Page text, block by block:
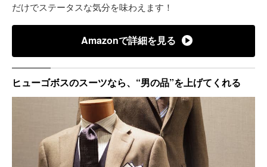
だけでステータスな気分を味わえます！
Amazonで詳細を見る
ヒューゴボスのスーツなら、“男の品”を上げてくれる